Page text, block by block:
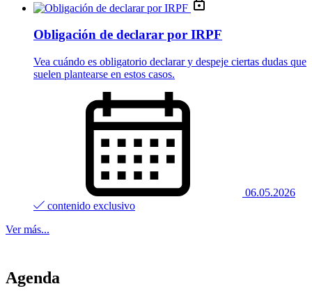
Obligación de declarar por IRPF
Vea cuándo es obligatorio declarar y despeje ciertas dudas que
suelen plantearse en estos casos.
06.05.2026
contenido exclusivo
Ver más...
Agenda